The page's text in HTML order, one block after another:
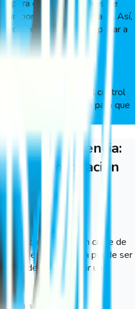
opera con los softwares de
importantes del mercado. Así,
de la remuneración a pagar a
de los usuarios.
para instalar el control
durante el proceso para que
la diferencia:
y automatización
solo necesita un cable de
empresa y ¡listo!, ya puede ser
de solo requerir una